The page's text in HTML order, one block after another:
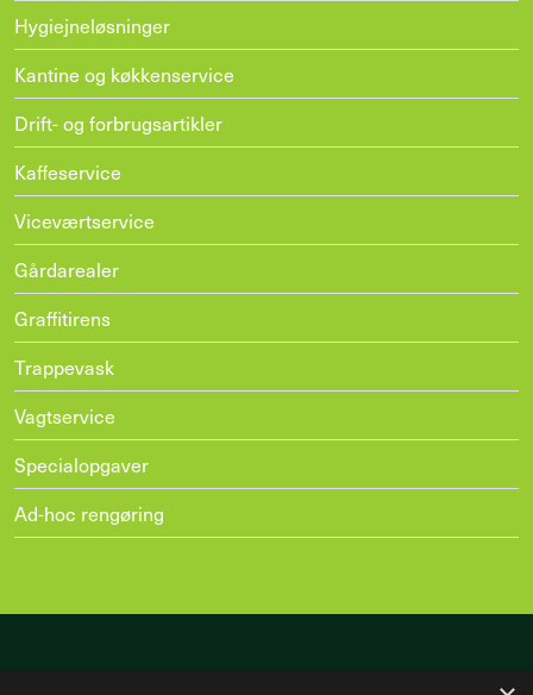
Hygiejneløsninger
Kantine og køkkenservice
Drift- og forbrugsartikler
Kaffeservice
Viceværtservice
Gårdarealer
Graffitirens
Trappevask
Vagtservice
Specialopgaver
Ad-hoc rengøring